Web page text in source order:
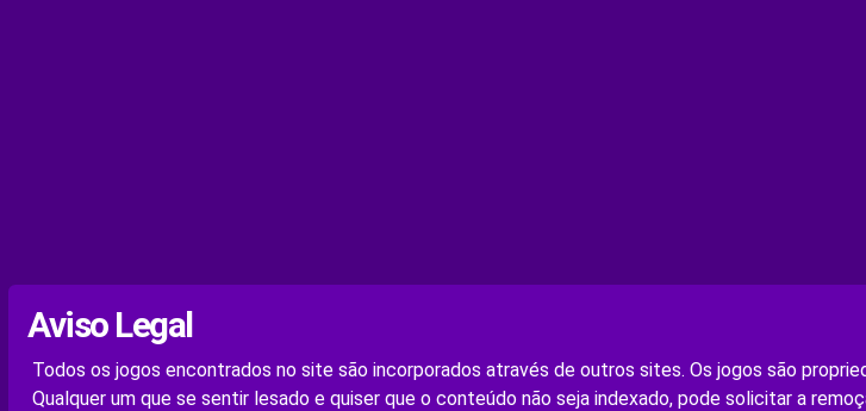
Aviso Legal
Todos os jogos encontrados no site são incorporados através de outros sites. Os jogos são
Qualquer um que se sentir lesado e quiser que o conteúdo não seja indexado, pode solicitar a